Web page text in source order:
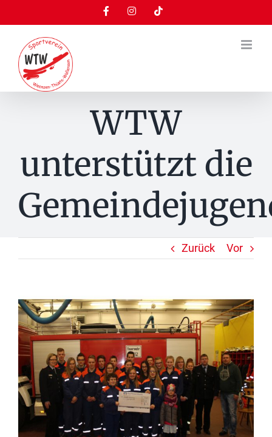
Inhalt
springen
FacebookInstagramTiktok
WTW
unterstützt die
Zurück Vor
Zeige
grösseres
Bild